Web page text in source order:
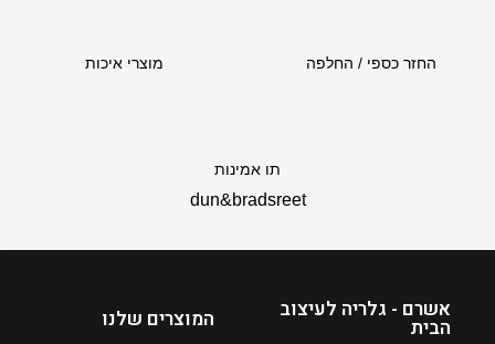
ה
מ
החזר כספי / החלפה מוצרי איכות
תו אמינות
dun&bradsreet
המוצרים שלנו אשרם - גלריה לעיצוב
הבית